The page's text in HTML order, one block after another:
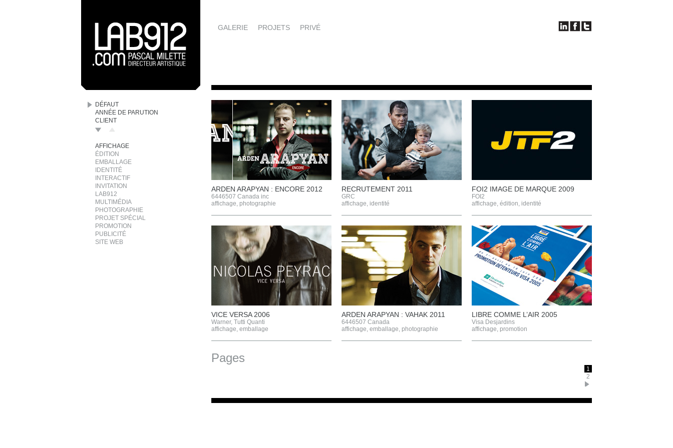
DÉFAUT
ANNÉE DE PARUTION
CLIENT
AFFICHAGE
ÉDITION
EMBALLAGE
IDENTITÉ
INTERACTIF
INVITATION
LAB912
MULTIMÉDIA
PHOTOGRAPHIE
PROJET SPÉCIAL
PROMOTION
PUBLICITÉ
SITE WEB
GALERIE PROJETS PRIVÉ
ARDEN ARAPYAN : ENCORE 2012
6446507 Canada inc
affichage, photographie
RECRUTEMENT 2011
GRC
affichage, identité
FOI2 IMAGE DE MARQUE 2009
FOI2
affichage, édition, identité
VICE VERSA 2006
Warner, Tutti Quanti
affichage, emballage
ARDEN ARAPYAN : VAHAK 2011
6446507 Canada
affichage, emballage, photographie
LIBRE COMME L’AIR 2005
Visa Desjardins
affichage, promotion
Pages
1
2